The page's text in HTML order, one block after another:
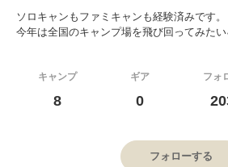
ソロキャンもファミキャンも経験済みです。
今年は全国のキャンプ場を飛び回ってみた
キャンプ
8
ギア
0
フォ
フォローする